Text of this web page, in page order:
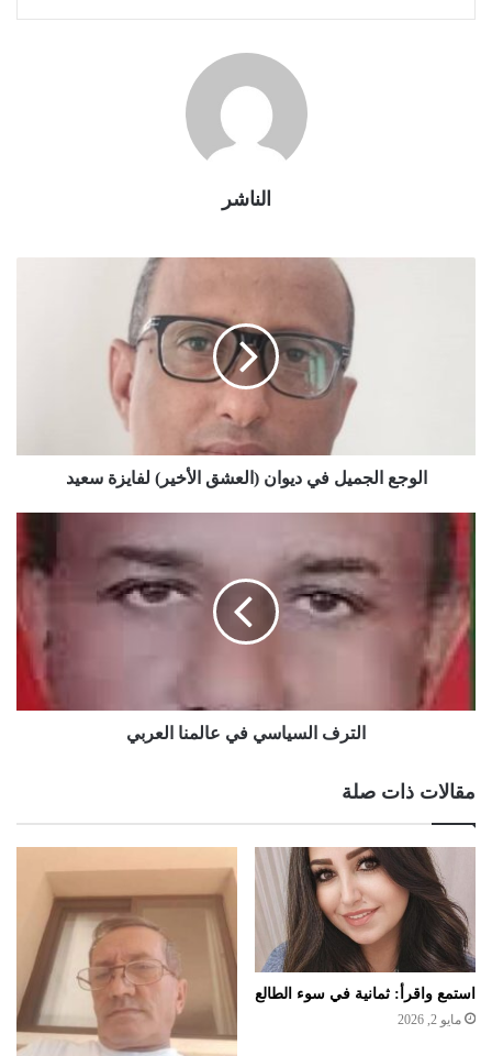
الناشر
الوجع الجميل في ديوان (العشق الأخير) لفايزة سعيد
الترف السياسي في عالمنا العربي
مقالات ذات صلة
استمع واقرأ: ثمانية في سوء الطالع
مايو 2, 2026